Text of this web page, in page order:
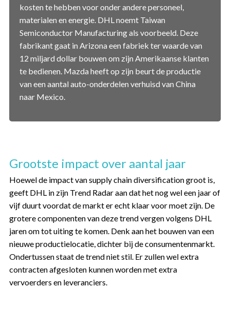
kosten te hebben voor onder andere personeel,
materialen en energie. DHL noemt Taiwan
Semiconductor Manufacturing als voorbeeld. Deze
fabrikant gaat in Arizona een fabriek ter waarde van
12 miljard dollar bouwen om zijn Amerikaanse klanten
te bedienen. Mazda heeft op zijn beurt de productie
van een aantal auto-onderdelen verhuisd van China
naar Mexico.
Grootste impact over aantal jaar
Hoewel de impact van supply chain diversification groot is,
geeft DHL in zijn Trend Radar aan dat het nog wel een jaar of
vijf duurt voordat de markt er echt klaar voor moet zijn. De
grotere componenten van deze trend vergen volgens DHL
jaren om tot uiting te komen. Denk aan het bouwen van een
nieuwe productielocatie, dichter bij de consumentenmarkt.
Ondertussen staat de trend niet stil. Er zullen wel extra
contracten afgesloten kunnen worden met extra
vervoerders en leveranciers.